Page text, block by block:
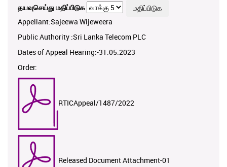
தயவுசெய்து மதிப்பிடுக
Appellant:Sajeewa Wijeweera
Public Authority :Sri Lanka Telecom PLC
Dates of Appeal Hearing:-31.05.2023
Order:
RTICAppeal/1487/2022
Released Document Attachment-01